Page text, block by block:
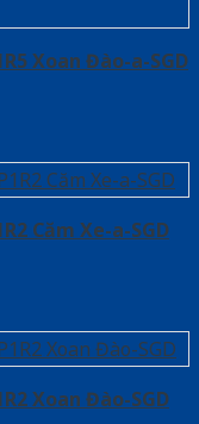
Xoan Đào-a-SGD
Căm Xe-a-SGD
Xoan Đào-SGD